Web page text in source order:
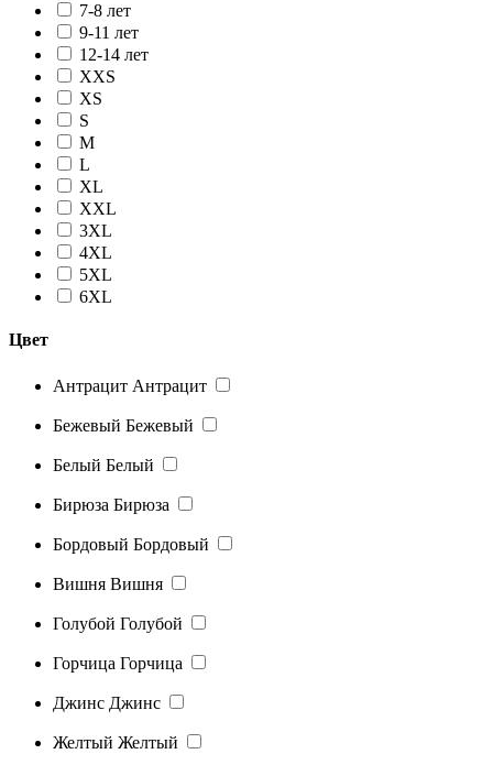
7-8 лет
9-11 лет
12-14 лет
XXS
XS
S
M
L
XL
XXL
3XL
4XL
5XL
6XL
Цвет
Антрацит Антрацит
Бежевый Бежевый
Белый Белый
Бирюза Бирюза
Бордовый Бордовый
Вишня Вишня
Голубой Голубой
Горчица Горчица
Джинс Джинс
Желтый Желтый